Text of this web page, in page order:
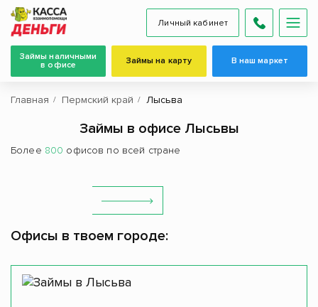
Личный кабинет
Займы наличными
в офисе
Займы на карту В наш маркет
Главная Пермский край Лысьва
Займы в офисе Лысьвы
Более 800 офисов по всей стране
Офисы в твоем городе: